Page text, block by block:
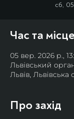
сб,
Час та місце
05 вер. 2026 р.,
Львівський
Львів, Львівська
Про захід